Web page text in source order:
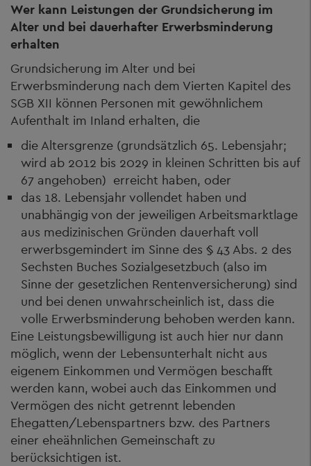
Wer kann Leistungen der Grundsicherung im
Alter und bei dauerhafter Erwerbsminderung
erhalten
Grundsicherung im Alter und bei
Erwerbsminderung nach dem Vierten Kapitel des
SGB XII können Personen mit gewöhnlichem
Aufenthalt im Inland erhalten, die
die Altersgrenze (grundsätzlich 65. Lebensjahr;
wird ab 2012 bis 2029 in kleinen Schritten bis auf
67 angehoben) erreicht haben, oder
das 18. Lebensjahr vollendet haben und
unabhängig von der jeweiligen Arbeitsmarktlage
aus medizinischen Gründen dauerhaft voll
erwerbsgemindert im Sinne des § 43 Abs. 2 des
Sechsten Buches Sozialgesetzbuch (also im
Sinne der gesetzlichen Rentenversicherung) sind
und bei denen unwahrscheinlich ist, dass die
volle Erwerbsminderung behoben werden kann.
Eine Leistungsbewilligung ist auch hier nur dann
möglich, wenn der Lebensunterhalt nicht aus
eigenem Einkommen und Vermögen beschafft
werden kann, wobei auch das Einkommen und
Vermögen des nicht getrennt lebenden
Ehegatten/Lebenspartners bzw. des Partners
einer eheähnlichen Gemeinschaft zu
berücksichtigen ist.